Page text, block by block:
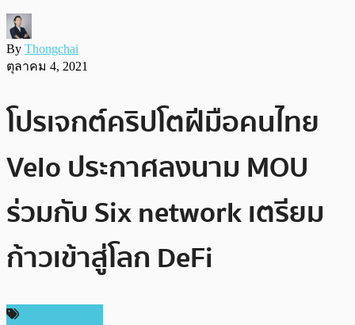
By Thongchai
ตุลาคม 4, 2021
โปรเจกต์คริปโตฝีมือคนไทย
Velo ประกาศลงนาม MOU
ร่วมกับ Six network เตรียม
ก้าวเข้าสู่โลก DeFi